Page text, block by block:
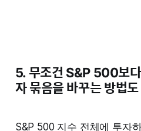
5. 무조건 S&P 500보
자 묶음을 바꾸는 방법
S&P 500 지수 전체에 투자